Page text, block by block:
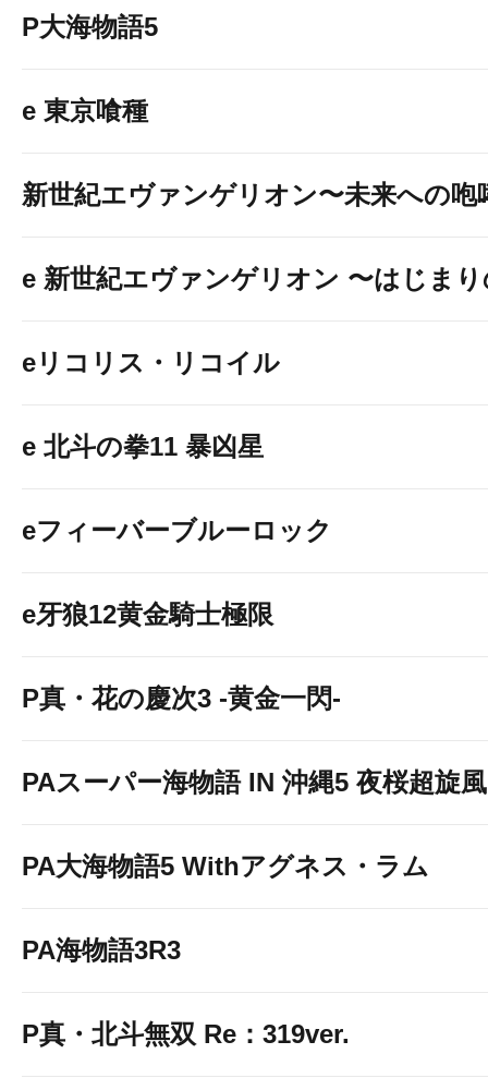
P大海物語5
e 東京喰種
新世紀エヴァンゲリオン〜未来への咆
e 新世紀エヴァンゲリオン 〜はじま
eリコリス・リコイル
e 北斗の拳11 暴凶星
eフィーバーブルーロック
e牙狼12黄金騎士極限
P真・花の慶次3 -黄金一閃-
PAスーパー海物語 IN 沖縄5 夜桜超旋
PA大海物語5 Withアグネス・ラム
PA海物語3R3
P真・北斗無双 Re：319ver.